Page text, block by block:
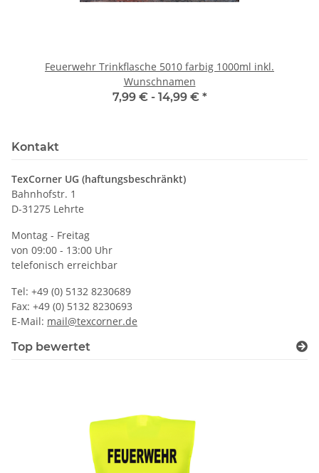
Feuerwehr Trinkflasche 5010 farbig 1000ml inkl.
Wunschnamen
7,99 € - 14,99 € *
Kontakt
TexCorner UG (haftungsbeschränkt)
Bahnhofstr. 1
D-31275 Lehrte
Montag - Freitag
von 09:00 - 13:00 Uhr
telefonisch erreichbar
Tel: +49 (0) 5132 8230689
Fax: +49 (0) 5132 8230693
E-Mail: mail@texcorner.de
Top bewertet